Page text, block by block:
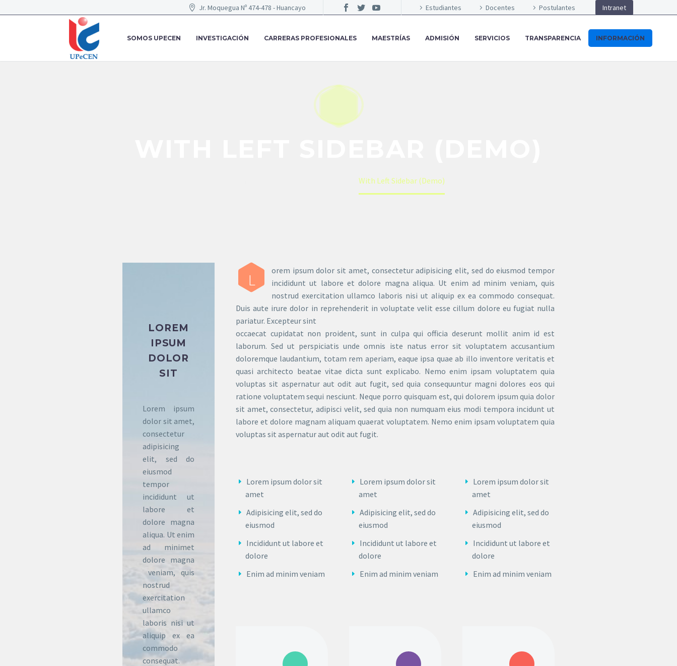
Jr. Moquegua Nº 474-478 - Huancayo Estudiantes Docentes Postulantes Intranet
SOMOS UPECEN INVESTIGACIÓN CARRERAS PROFESIONALES MAESTRÍAS ADMISIÓN SERVICIOS TRANSPARENCIA INFORMACIÓN
With Left Sidebar (Demo)
LOREM
IPSUM
DOLOR
SIT
Lorem ipsum
dolor sit amet,
consectetur
adipisicing
elit, sed do
eiusmod
tempor
incididunt ut
labore et
dolore magna
aliqua. Ut enim
ad minimet
dolore magna
veniam, quis
nostrud
exercitation
ullamco
laboris nisi ut
aliquip ex ea
commodo
consequat.
L
orem ipsum dolor sit amet, consectetur adipisicing elit, sed do eiusmod tempor
incididunt ut labore et dolore magna aliqua. Ut enim ad minim veniam, quis
nostrud exercitation ullamco laboris nisi ut aliquip ex ea commodo consequat.
Duis aute irure dolor in reprehenderit in voluptate velit esse cillum dolore eu fugiat nulla
pariatur. Excepteur sint
occaecat cupidatat non proident, sunt in culpa qui officia deserunt mollit anim id est
laborum. Sed ut perspiciatis unde omnis iste natus error sit voluptatem accusantium
doloremque laudantium, totam rem aperiam, eaque ipsa quae ab illo inventore veritatis et
quasi architecto beatae vitae dicta sunt explicabo. Nemo enim ipsam voluptatem quia
voluptas sit aspernatur aut odit aut fugit, sed quia consequuntur magni dolores eos qui
ratione voluptatem sequi nesciunt. Neque porro quisquam est, qui dolorem ipsum quia dolor
sit amet, consectetur, adipisci velit, sed quia non numquam eius modi tempora incidunt ut
labore et dolore magnam aliquam quaerat voluptatem. Nemo enim ipsam voluptatem quia
voluptas sit aspernatur aut odit aut fugit.
Lorem ipsum dolor sit
amet
Adipisicing elit, sed do
eiusmod
Incididunt ut labore et
dolore
Enim ad minim veniam
Lorem ipsum dolor sit
amet
Adipisicing elit, sed do
eiusmod
Incididunt ut labore et
dolore
Enim ad minim veniam
Lorem ipsum dolor sit
amet
Adipisicing elit, sed do
eiusmod
Incididunt ut labore et
dolore
Enim ad minim veniam